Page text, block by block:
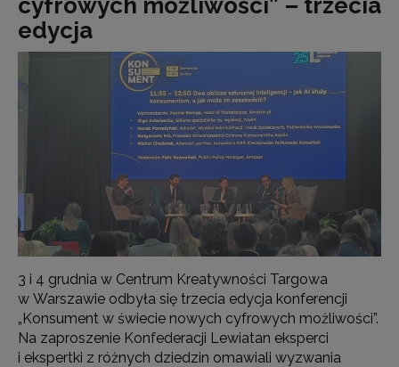
cyfrowych możliwości” – trzecia
edycja
3 i 4 grudnia w Centrum Kreatywności Targowa
w Warszawie odbyła się trzecia edycja konferencji
„Konsument w świecie nowych cyfrowych możliwości”.
Na zaproszenie Konfederacji Lewiatan eksperci
i ekspertki z różnych dziedzin omawiali wyzwania